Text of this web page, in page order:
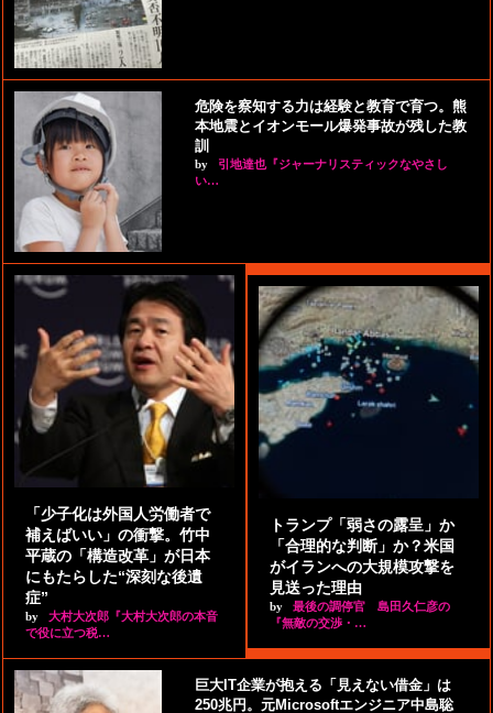
危険を察知する力は経験と教育で育つ。熊
本地震とイオンモール爆発事故が残した教
訓
by
引地達也『ジャーナリスティックなやさし
い…
「少子化は外国人労働者で
補えばいい」の衝撃。竹中
平蔵の「構造改革」が日本
にもたらした“深刻な後遺
症”
by
大村大次郎『大村大次郎の本音
で役に立つ税…
トランプ「弱さの露呈」か
「合理的な判断」か？米国
がイランへの大規模攻撃を
見送った理由
by
最後の調停官 島田久仁彦の
『無敵の交渉・…
巨大IT企業が抱える「見えない借金」は
250兆円。元Microsoftエンジニア中島聡